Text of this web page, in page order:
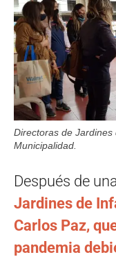
Directoras de
Municipalidad.
Después de
Jardines de
Carlos Paz,
pandemia